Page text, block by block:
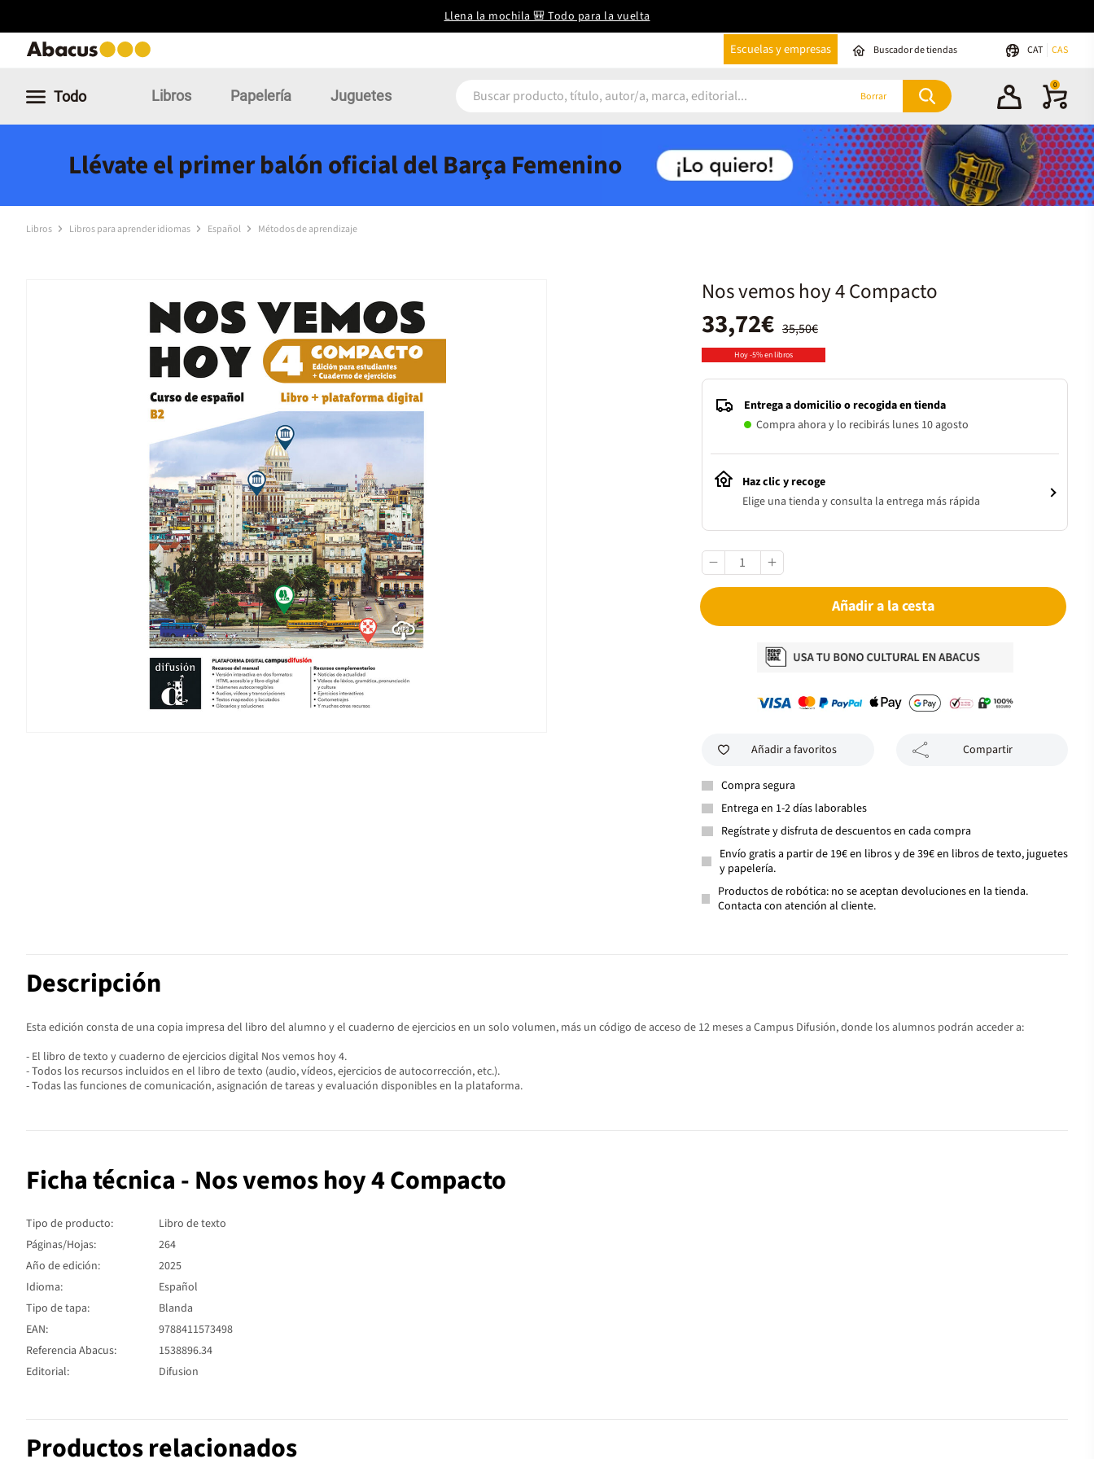
Llena la mochila 🎒 Todo para la vuelta
Escuelas y empresas Buscador de tiendas CAT CAS
Todo Libros Papelería Juguetes Borrar
0
Llévate el primer balón oficial del Barça Femenino
Libros Libros para aprender idiomas Español Métodos de aprendizaje
Nos vemos hoy 4 Compacto
35,50€
33,72€
Hoy -5% en libros
Entrega a domicilio o recogida en tienda
Compra ahora y lo recibirás lunes 10 agosto
Haz clic y recoge
Elige una tienda y consulta la entrega más rápida
Añadir a la cesta
Añadir a favoritos Compartir
Compra segura
Entrega en 1-2 días laborables
Regístrate y disfruta de descuentos en cada compra
Envío gratis a partir de 19€ en libros y de 39€ en libros de texto, juguetes
y papelería.
Productos de robótica: no se aceptan devoluciones en la tienda.
Contacta con atención al cliente.
Descripción
Esta edición consta de una copia impresa del libro del alumno y el cuaderno de ejercicios en un solo volumen, más un código de acceso de 12 meses a Campus Difusión, donde los alumnos podrán acceder a:
- El libro de texto y cuaderno de ejercicios digital Nos vemos hoy 4.
- Todos los recursos incluidos en el libro de texto (audio, vídeos, ejercicios de autocorrección, etc.).
- Todas las funciones de comunicación, asignación de tareas y evaluación disponibles en la plataforma.
Ficha técnica - Nos vemos hoy 4 Compacto
Tipo de producto:
Libro de texto
Páginas/Hojas:
264
Año de edición:
2025
Idioma:
Español
Tipo de tapa:
Blanda
EAN:
9788411573498
Referencia Abacus:
1538896.34
Editorial:
Difusion
Productos relacionados